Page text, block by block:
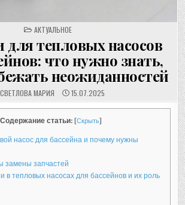
POSTED
IN
АКТУАЛЬНОЕ
для тепловых насосов
что нужно знать,
неожиданностей
СВЕТЛОВА МАРИЯ 15.07.2025
Содержание статьи: [Скрыть]
насос для бассейна и почему нужны
замены запчастей
в тепловых насосах для бассейнов и их роль